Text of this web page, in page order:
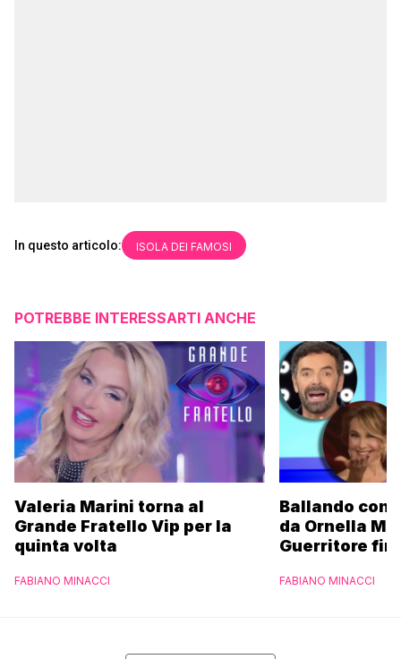
In questo articolo: ISOLA DEI FAMOSI
POTREBBE INTERESSARTI ANCHE
Valeria Marini torna al
Grande Fratello Vip per la
quinta volta
FABIANO MINACCI
Ballando con
da Ornella
Guerritore
l’esclusiva di
FABIANO MINACCI